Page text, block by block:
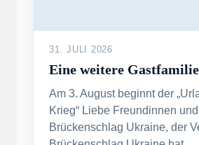
31. JULI 2026
Eine weitere
Am 3. August beginnt der
Krieg“ Liebe Freundinnen
Brückenschlag Ukraine, der